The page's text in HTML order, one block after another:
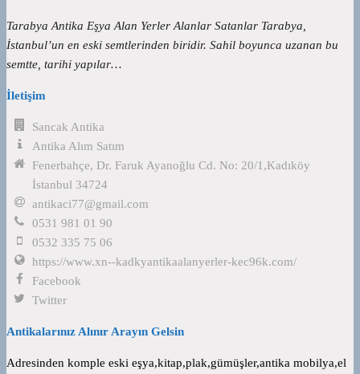
Tarabya Antika Eşya Alan Yerler Alanlar Satanlar Tarabya,
İstanbul’un en eski semtlerinden biridir. Sahil boyunca uzanan bu
semtte, tarihi yapılar…
İletişim
Sancak Antika
Antika Alım Satım
Fenerbahçe, Dr. Faruk Ayanoğlu Cd. No: 20/1,Kadıköy
İstanbul 34724
antikaci77@gmail.com
0531 981 01 90
0532 335 75 06
https://www.xn--kadkyantikaalanyerler-kec96k.com/
Facebook
Twitter
Antikalarınız Alınır Arayın Gelsin
Adresinden komple eski eşya,kitap,plak,gümüşler,antika mobilya,el